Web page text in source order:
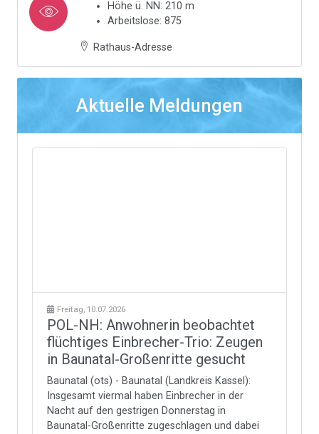
Höhe ü. NN: 210 m
Arbeitslose: 875
Rathaus-Adresse
Aktuelle Meldungen
Freitag, 10.07.2026
POL-NH: Anwohnerin beobachtet
flüchtiges Einbrecher-Trio: Zeugen
in Baunatal-Großenritte gesucht
Baunatal (ots) - Baunatal (Landkreis Kassel):
Insgesamt viermal haben Einbrecher in der
Nacht auf den gestrigen Donnerstag in
Baunatal-Großenritte zugeschlagen und dabei